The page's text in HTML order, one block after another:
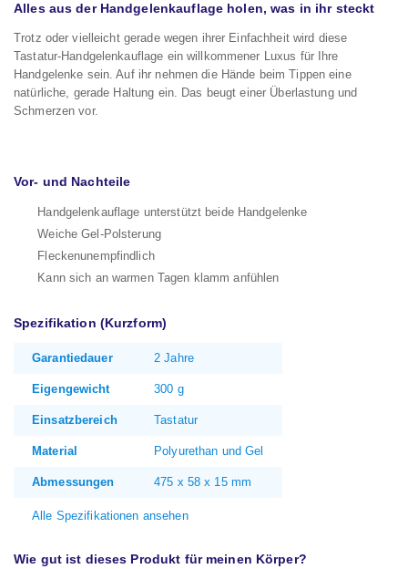
Alles aus der Handgelenkauflage holen, was in ihr steckt
Trotz oder vielleicht gerade wegen ihrer Einfachheit wird diese
Tastatur-Handgelenkauflage ein willkommener Luxus für Ihre
Handgelenke sein. Auf ihr nehmen die Hände beim Tippen eine
natürliche, gerade Haltung ein. Das beugt einer Überlastung und
Schmerzen vor.
Vor- und Nachteile
Handgelenkauflage unterstützt beide Handgelenke
Weiche Gel-Polsterung
Fleckenunempfindlich
Kann sich an warmen Tagen klamm anfühlen
Spezifikation (Kurzform)
Garantiedauer 2 Jahre
Eigengewicht 300 g
Einsatzbereich Tastatur
Material Polyurethan und Gel
Abmessungen 475 x 58 x 15 mm
Alle Spezifikationen ansehen
Wie gut ist dieses Produkt für meinen Körper?